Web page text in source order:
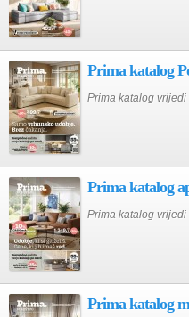
Prima katalog
Prima katalog vrijedi
Prima katalog
Prima katalog vrijedi
Prima katalog